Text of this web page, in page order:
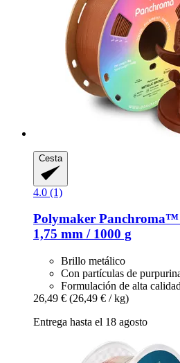
Cesta
4.0 (1)
Polymaker Panchroma™
1,75 mm / 1000 g
Brillo metálico
Con partículas de
Formulación de alta calidad
26,49 € (26,49 € / kg)
Entrega hasta el 18 agosto